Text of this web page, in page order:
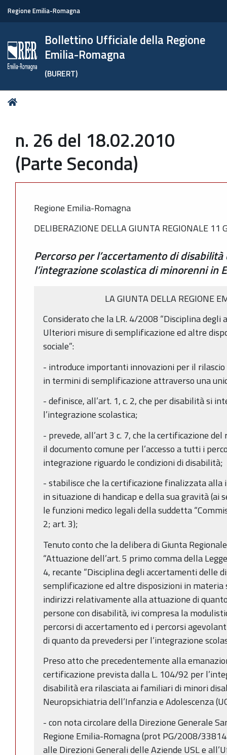
Regione Emilia-Romagna
Bollettino Ufficiale della Regione
Emilia-Romagna
(BURERT)
Tu
n. 26 del 18.02.2010
(Parte Seconda)
Regione Emilia-Romagna
DELIBERAZIONE DELLA GIUNTA REGIONALE 11
Percorso per l’accertamento di
l’integrazione scolastica di minorenni in
LA GIUNTA DELLA REGIONE
Considerato che la LR. 4/2008 “Disciplina
Ulteriori misure di semplificazione ed altre
sociale”:
- introduce importanti innovazioni per il
in termini di semplificazione attraverso una
- definisce, all’art. 1, c. 2, che per disabilità si
l’integrazione scolastica;
- prevede, all’art 3 c. 7, che la certificazione
il documento comune per l’accesso a tutti i
integrazione riguardo le condizioni di disabilità;
- stabilisce che la certificazione finalizzata alla
in situazione di handicap e della sua gravità
le funzioni medico legali della suddetta
2; art. 3);
Tenuto conto che la delibera di Giunta
“Attuazione dell’art. 5 primo comma della
4, recante “Disciplina degli accertamenti delle
semplificazione ed altre disposizioni in materia
indirizzi relativamente alla attuazione di
persone con disabilità, ivi compresa la
percorsi di accertamento ed i percorsi
di quanto da prevedersi per l’integrazione
Preso atto che precedentemente alla
certificazione prevista dalla L. 104/92 per
disabilità era rilasciata ai familiari di minori
Neuropsichiatria dell’Infanzia e Adolescenza
- con nota circolare della Direzione Generale
Regione Emilia-Romagna (prot PG/2008/
alle Direzioni Generali delle Aziende USL e